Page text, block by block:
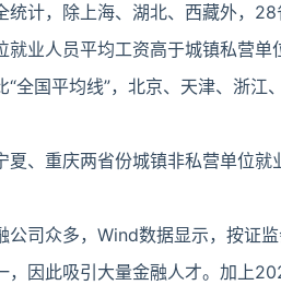
统计，除上海、湖北、西藏外，
就业人员平均工资高于城镇私营
“全国平均线”，北京、天津、浙江
夏、重庆两省份城镇非私营单位
公司众多，Wind数据显示，按证
，因此吸引大量金融人才。加上